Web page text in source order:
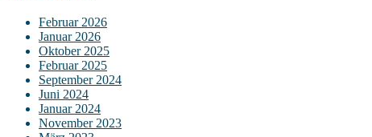
Februar 2026
Januar 2026
Oktober 2025
Februar 2025
September 2024
Juni 2024
Januar 2024
November 2023